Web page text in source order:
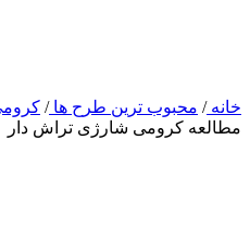
خانه/ محبوب ترین طرح ها/
مطالعه کرومی شارژی تراش دار